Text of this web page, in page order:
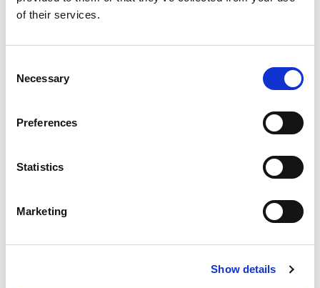
of their services.
Selection
Necessary
Preferences
Statistics
Marketing
Show details